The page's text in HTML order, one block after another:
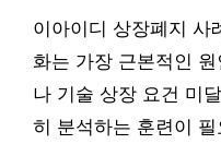
이아이디 상장폐지 사
화는 가장 근본적인
나 기술 상장 요건 미
히 분석하는 훈련이